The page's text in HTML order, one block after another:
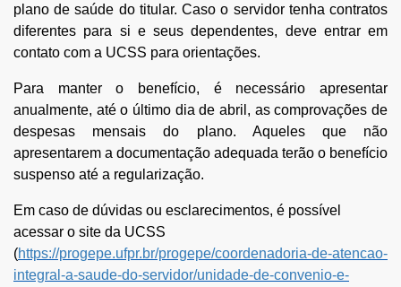
plano de saúde do titular. Caso o servidor tenha contratos
diferentes para si e seus dependentes, deve entrar em
contato com a UCSS para orientações.
Para manter o benefício, é necessário apresentar
anualmente, até o último dia de abril, as comprovações de
despesas mensais do plano. Aqueles que não
apresentarem a documentação adequada terão o benefício
suspenso até a regularização.
Em caso de dúvidas ou esclarecimentos, é possível
acessar o site da UCSS
(https://progepe.ufpr.br/progepe/coordenadoria-de-atencao-
integral-a-saude-do-servidor/unidade-de-convenio-e-